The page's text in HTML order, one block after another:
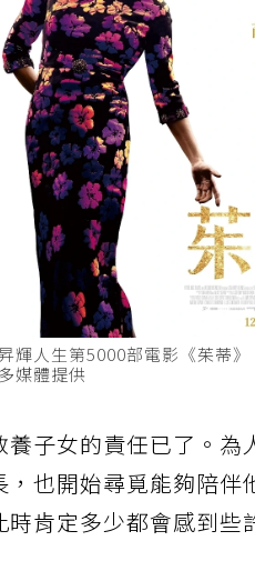
輝人生第5000部電影《茱蒂》
子女的責任已了。為
也開始尋覓能夠陪伴
肯定多少都會感到些